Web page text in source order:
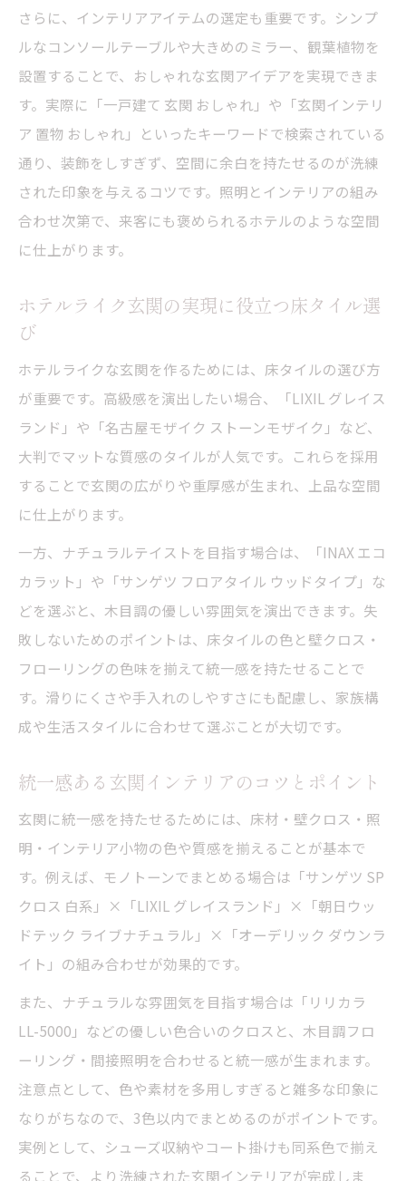
玄関の照明選びが印象を変える理由
玄関照明がもたらす空間の広がりと明るさ
ホテルライクな玄関には間接照明が最適
フローリングと照明の組み合わせ方を解説
玄関の印象を高める照明デザインの選び方
インテリア照明で玄関をおしゃれに演出
壁クロスと床材の組み合わせで統一感を演
ホテルライク玄関に効果的な素材選びの秘
訣
おしゃれな玄関アイデアに欠かせないカラ
ー術
玄関空間を広く見せるフローリング配置法
狭い玄関も開放的に見せる方法
玄関を広く見せるための照明と鏡の工夫
狭い玄関に最適なインテリアアイデア集
フローリングの張り方で開放感を演出する
玄関アイデアで実現する収納テクニック紹
介
おしゃれな玄関インテリアで広さを演出
玄関照明で上質なホテルライク空間を実現
間接照明が玄関インテリアに与える効果
玄関の雰囲気を格上げする照明アイデア
照明と床タイルの組み合わせで印象アップ
おしゃれな玄関演出におすすめの照明術
さらに、インテリアアイテムの選定も重要です。シンプ
ルなコンソールテーブルや大きめのミラー、観葉植物を
設置することで、おしゃれな玄関アイデアを実現できま
す。実際に「一戸建て 玄関 おしゃれ」や「玄関インテリ
ア 置物 おしゃれ」といったキーワードで検索されている
通り、装飾をしすぎず、空間に余白を持たせるのが洗練
された印象を与えるコツです。照明とインテリアの組み
合わせ次第で、来客にも褒められるホテルのような空間
に仕上がります。
ホテルライク玄関の実現に役立つ床タイル選
び
ホテルライクな玄関を作るためには、床タイルの選び方
が重要です。高級感を演出したい場合、「LIXIL グレイス
ランド」や「名古屋モザイク ストーンモザイク」など、
大判でマットな質感のタイルが人気です。これらを採用
することで玄関の広がりや重厚感が生まれ、上品な空間
に仕上がります。
一方、ナチュラルテイストを目指す場合は、「INAX エコ
カラット」や「サンゲツ フロアタイル ウッドタイプ」な
どを選ぶと、木目調の優しい雰囲気を演出できます。失
敗しないためのポイントは、床タイルの色と壁クロス・
フローリングの色味を揃えて統一感を持たせることで
す。滑りにくさや手入れのしやすさにも配慮し、家族構
成や生活スタイルに合わせて選ぶことが大切です。
統一感ある玄関インテリアのコツとポイント
玄関に統一感を持たせるためには、床材・壁クロス・照
明・インテリア小物の色や質感を揃えることが基本で
す。例えば、モノトーンでまとめる場合は「サンゲツ SP
クロス 白系」×「LIXIL グレイスランド」×「朝日ウッ
ドテック ライブナチュラル」×「オーデリック ダウンラ
イト」の組み合わせが効果的です。
また、ナチュラルな雰囲気を目指す場合は「リリカラ
LL-5000」などの優しい色合いのクロスと、木目調フロ
ーリング・間接照明を合わせると統一感が生まれます。
注意点として、色や素材を多用しすぎると雑多な印象に
なりがちなので、3色以内でまとめるのがポイントです。
実例として、シューズ収納やコート掛けも同系色で揃え
ることで、より洗練された玄関インテリアが完成しま